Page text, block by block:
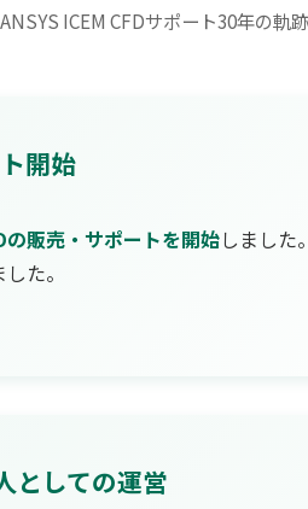
ICEM CFDサポート30年の軌跡
開始
の販売・サポートを開始しました
た。
としての運営